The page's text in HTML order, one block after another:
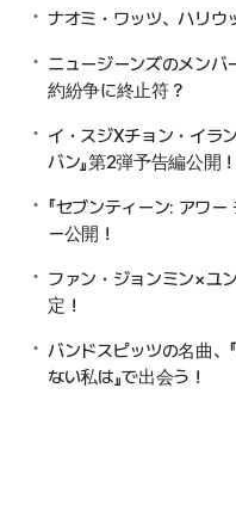
ナオミ・ワッツ、ハリ
ニュージーンズのメン
約紛争に終止符？
イ・スジXチョン・イラ
バン』第2弾予告編公開！
『セブンティーン: アワ
ー公開！
ファン・ジョンミン×ユ
定！
バンドスピッツの名曲、
ない私は』で出会う！